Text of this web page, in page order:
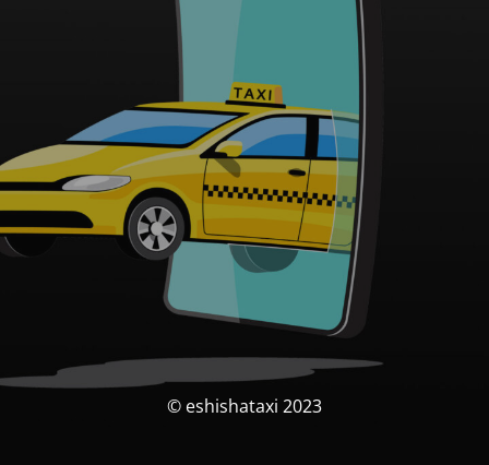
© eshishataxi 2023